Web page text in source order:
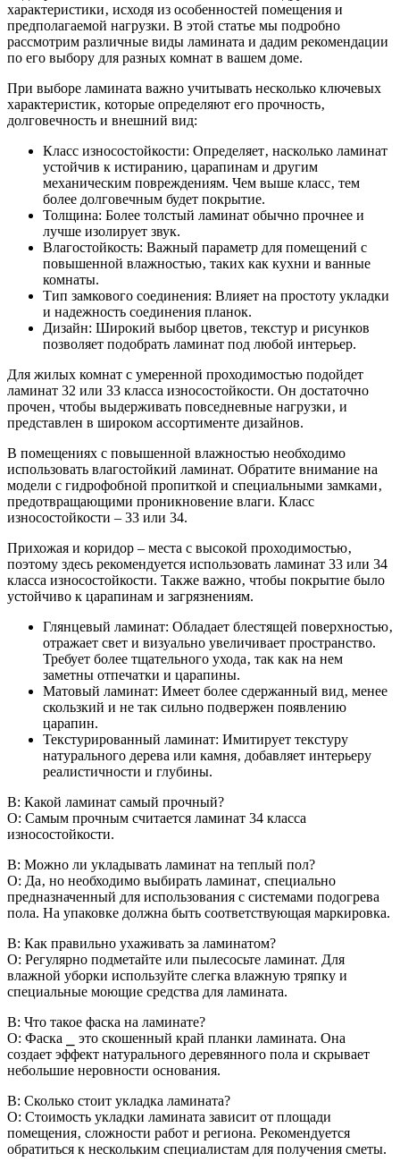
характеристики‚ исходя из особенностей помещения и
предполагаемой нагрузки. В этой статье мы подробно
рассмотрим различные виды ламината и дадим рекомендации
по его выбору для разных комнат в вашем доме.
При выборе ламината важно учитывать несколько ключевых
характеристик‚ которые определяют его прочность‚
долговечность и внешний вид:
Класс износостойкости: Определяет‚ насколько ламинат
устойчив к истиранию‚ царапинам и другим
механическим повреждениям. Чем выше класс‚ тем
более долговечным будет покрытие.
Толщина: Более толстый ламинат обычно прочнее и
лучше изолирует звук.
Влагостойкость: Важный параметр для помещений с
повышенной влажностью‚ таких как кухни и ванные
комнаты.
Тип замкового соединения: Влияет на простоту укладки
и надежность соединения планок.
Дизайн: Широкий выбор цветов‚ текстур и рисунков
позволяет подобрать ламинат под любой интерьер.
Для жилых комнат с умеренной проходимостью подойдет
ламинат 32 или 33 класса износостойкости. Он достаточно
прочен‚ чтобы выдерживать повседневные нагрузки‚ и
представлен в широком ассортименте дизайнов.
В помещениях с повышенной влажностью необходимо
использовать влагостойкий ламинат. Обратите внимание на
модели с гидрофобной пропиткой и специальными замками‚
предотвращающими проникновение влаги. Класс
износостойкости – 33 или 34.
Прихожая и коридор – места с высокой проходимостью‚
поэтому здесь рекомендуется использовать ламинат 33 или 34
класса износостойкости. Также важно‚ чтобы покрытие было
устойчиво к царапинам и загрязнениям.
Глянцевый ламинат: Обладает блестящей поверхностью‚
отражает свет и визуально увеличивает пространство.
Требует более тщательного ухода‚ так как на нем
заметны отпечатки и царапины.
Матовый ламинат: Имеет более сдержанный вид‚ менее
скользкий и не так сильно подвержен появлению
царапин.
Текстурированный ламинат: Имитирует текстуру
натурального дерева или камня‚ добавляет интерьеру
реалистичности и глубины.
В: Какой ламинат самый прочный?
О: Самым прочным считается ламинат 34 класса
износостойкости.
В: Можно ли укладывать ламинат на теплый пол?
О: Да‚ но необходимо выбирать ламинат‚ специально
предназначенный для использования с системами подогрева
пола. На упаковке должна быть соответствующая маркировка.
В: Как правильно ухаживать за ламинатом?
О: Регулярно подметайте или пылесосьте ламинат. Для
влажной уборки используйте слегка влажную тряпку и
специальные моющие средства для ламината.
В: Что такое фаска на ламинате?
О: Фаска ⎯ это скошенный край планки ламината. Она
создает эффект натурального деревянного пола и скрывает
небольшие неровности основания.
В: Сколько стоит укладка ламината?
О: Стоимость укладки ламината зависит от площади
помещения‚ сложности работ и региона. Рекомендуется
обратиться к нескольким специалистам для получения сметы.